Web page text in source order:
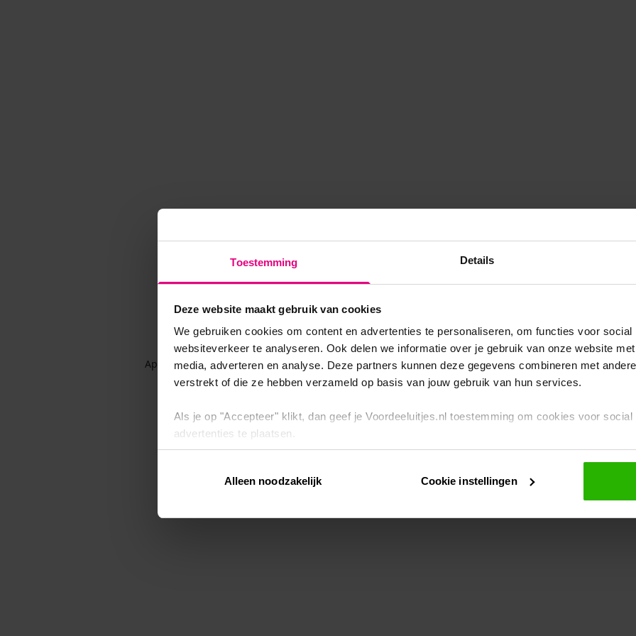
Toestemming Details
Deze website maakt gebruik van cookies
We gebruiken cookies om content en advertenties te personaliseren, om functies voor
websiteverkeer te analyseren. Ook delen we informatie over je gebruik van onze website
media, adverteren en analyse. Deze partners kunnen deze gegevens combineren met
verstrekt of die ze hebben verzameld op basis van jouw gebruik van hun services.
Als je op "Accepteer" klikt, dan geef je Voordeeluitjes.nl toestemming om cookies voor
advertenties te plaatsen.
Via "Cookie instellingen" kun je ook zelf instellen welke cookies worden geplaatst. Je kunt je
intrekken op onscookiebeleid.
Alleen noodzakelijk Cookie instellingen
Application error: a client-side exception has occurred while loadingwww.voordeeluitjes.nl (see the